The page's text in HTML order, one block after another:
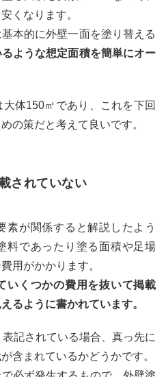
くなります。
本的に外壁一面を塗り替える
ような想定面積を簡単にオー
体150㎡であり、これを下回
の策だと考えて良いです。
されていない
素が関係すると解説したよう
料であったり塗る面積や足場
用がかかります。
いくつかの費用を抜いて掲載
るように書かれています。
記されている場合、真っ先に
含まれているかどうかです。